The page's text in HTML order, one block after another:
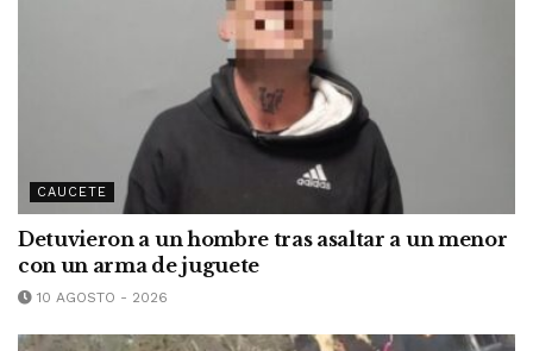
CAUCETE
Detuvieron a un hombre tras asaltar a un menor
con un arma de juguete
10 AGOSTO - 2026